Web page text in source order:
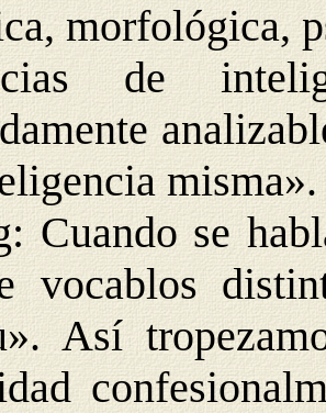
morfológica,
de
Cuando se
vocablos
Así